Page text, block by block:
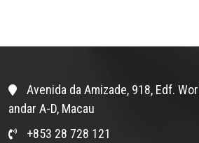
Avenida da Amizade, 918, Edf.
andar A-D, Macau
+853 28 728 121